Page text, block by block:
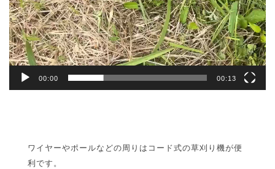
00:00 00:13
ワイヤーやポールなどの周りはコード式の草刈り機が便
利です。